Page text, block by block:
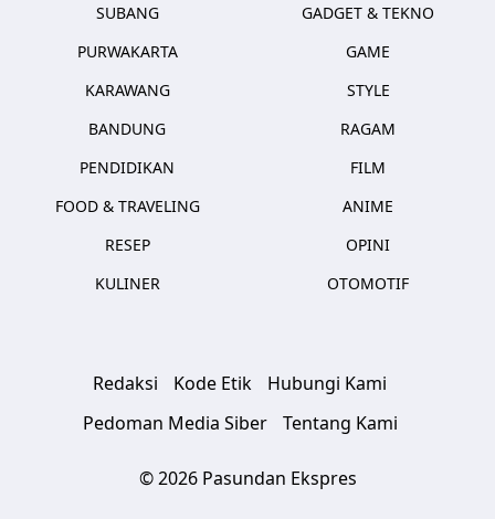
SUBANG
PURWAKARTA
KARAWANG
BANDUNG
PENDIDIKAN
FOOD & TRAVELING
RESEP
KULINER
GADGET & TEKNO
GAME
STYLE
RAGAM
FILM
ANIME
OPINI
OTOMOTIF
Redaksi Kode Etik
Hubungi Kami
Pedoman Media Siber
Tentang Kami
© 2026 Pasundan Ekspres